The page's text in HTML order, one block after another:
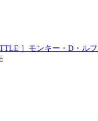
］モンキー・D・ル